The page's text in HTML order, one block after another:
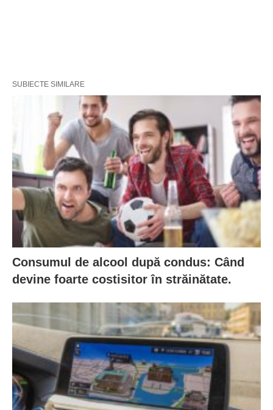
SUBIECTE SIMILARE
Consumul de alcool după condus: Când
devine foarte costisitor în străinătate.